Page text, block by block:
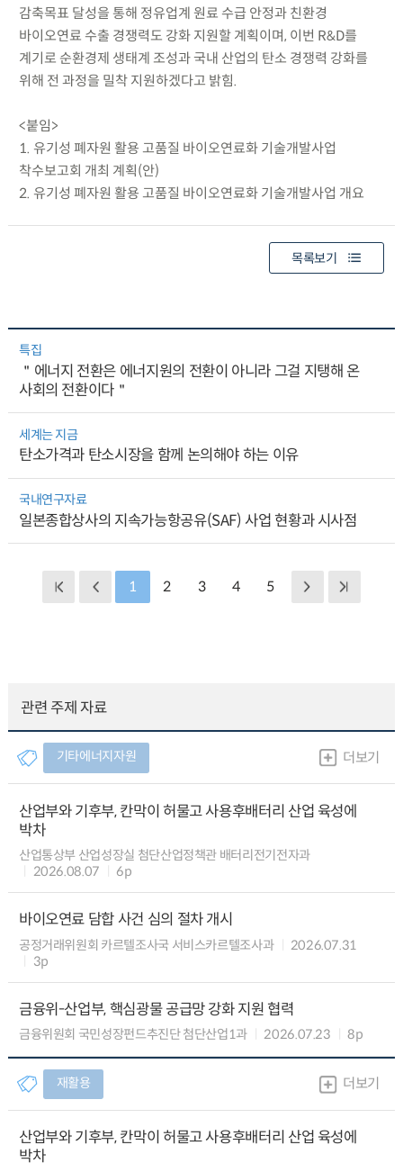
감축목표 달성을 통해 정유업계 원료 수급 안정과 친환경
바이오연료 수출 경쟁력도 강화 지원할 계획이며, 이번 R&D를
계기로 순환경제 생태계 조성과 국내 산업의 탄소 경쟁력 강화를
위해 전 과정을 밀착 지원하겠다고 밝힘.
<붙임>
1. 유기성 폐자원 활용 고품질 바이오연료화 기술개발사업
착수보고회 개최 계획(안)
2. 유기성 폐자원 활용 고품질 바이오연료화 기술개발사업 개요
목록보기
특집
＂에너지 전환은 에너지원의 전환이 아니라 그걸 지탱해 온
사회의 전환이다＂
세계는 지금
탄소가격과 탄소시장을 함께 논의해야 하는 이유
국내연구자료
일본종합상사의 지속가능항공유(SAF) 사업 현황과 시사점
1 2 3 4 5
관련 주제 자료
기타에너지자원 더보기
산업부와 기후부, 칸막이 허물고 사용후배터리 산업 육성에
박차
산업통상부 산업성장실 첨단산업정책관 배터리전기전자과
2026.08.07
6p
바이오연료 담합 사건 심의 절차 개시
공정거래위원회 카르텔조사국 서비스카르텔조사과
2026.07.31
3p
금융위-산업부, 핵심광물 공급망 강화 지원 협력
금융위원회 국민성장펀드추진단 첨단산업1과 2026.07.23 8p
재활용 더보기
산업부와 기후부, 칸막이 허물고 사용후배터리 산업 육성에
박차